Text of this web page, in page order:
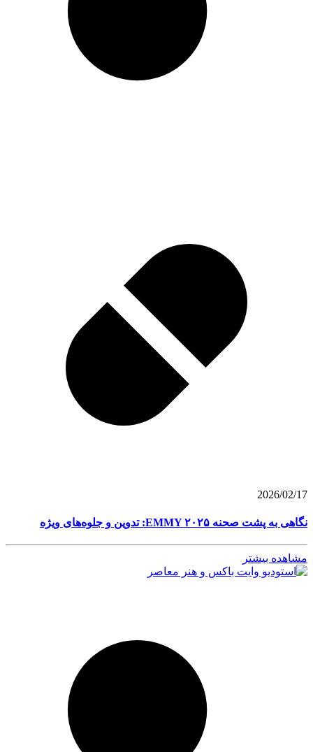
2026/02/17
نگاهی به پشت صحنه EMMY ۲۰۲۵: تدوین و جلوه‌های ویژه
مشاهده بیشتر